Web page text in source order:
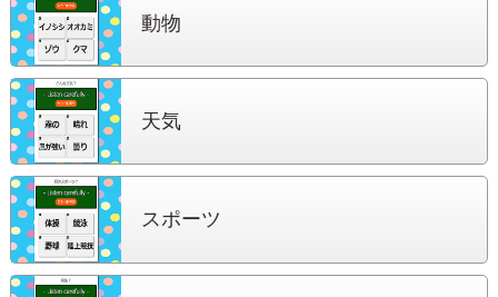
動物
天気
スポーツ